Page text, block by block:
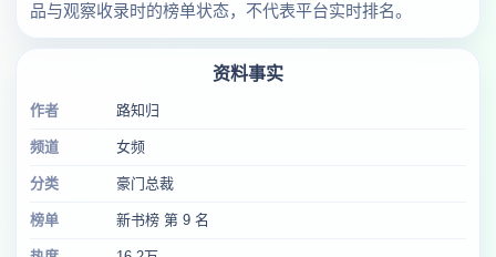
品与观察收录时的榜单状态，不代表平台实时排名。
资料事实
作者 路知归
频道 女频
分类 豪门总裁
榜单 新书榜 第 9 名